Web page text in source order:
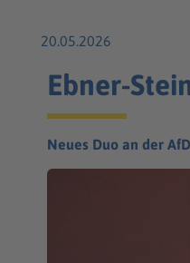
20.05.2026
Ebner-
Neues Duo an der